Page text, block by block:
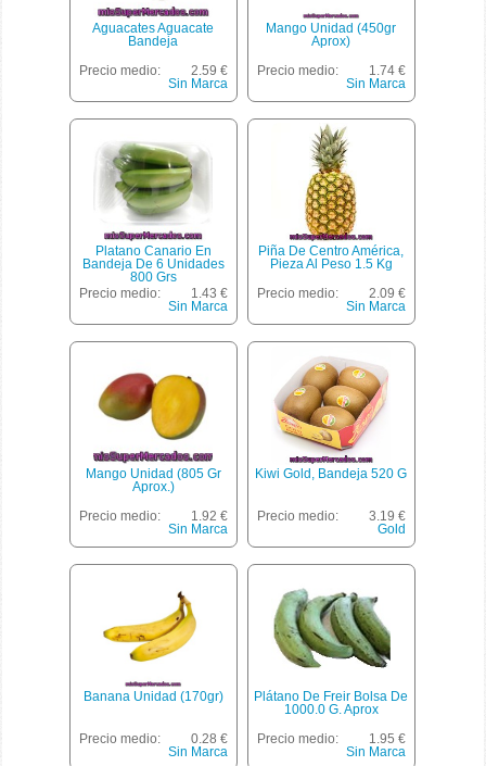
Aguacates Aguacate
Bandeja
Precio medio:
2.59 €
Sin Marca
Mango Unidad (450gr
Aprox)
Precio medio:
1.74 €
Sin Marca
Platano Canario En
Bandeja De 6 Unidades
800 Grs
Precio medio:
1.43 €
Sin Marca
Piña De Centro América,
Pieza Al Peso 1.5 Kg
Precio medio:
2.09 €
Sin Marca
Mango Unidad (805 Gr
Aprox.)
Precio medio:
1.92 €
Sin Marca
Kiwi Gold, Bandeja 520 G
Precio medio:
3.19 €
Gold
Banana Unidad (170gr)
Precio medio:
0.28 €
Sin Marca
Plátano De Freir Bolsa De
1000.0 G. Aprox
Precio medio:
1.95 €
Sin Marca